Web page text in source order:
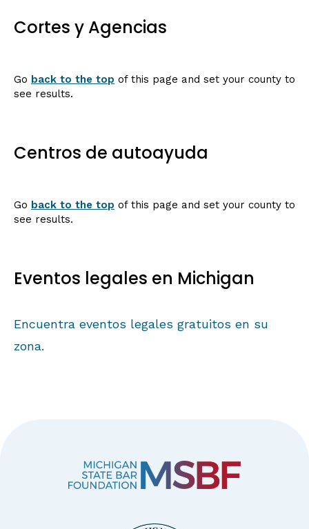
Cortes y Agencias
Go back to the top of this page and set your county to
see results.
Centros de autoayuda
Go back to the top of this page and set your county to
see results.
Eventos legales en Michigan
Encuentra eventos legales gratuitos en su
zona.